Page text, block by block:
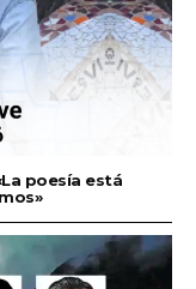
poesía está